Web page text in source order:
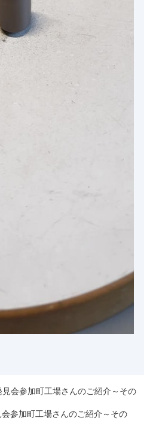
会参加町工場さんのご紹介～その
参加町工場さんのご紹介～その